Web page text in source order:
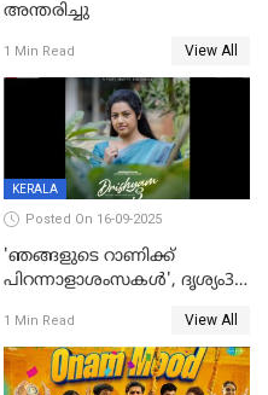
അന്തരിച്ചു
1 Min Read View All
KERALA
Posted On 16-09-2025
'ഞങ്ങളുടെ റാണിക്ക്
പിറന്നാളാശംസകൾ', ദൃശ്യം3-
പോസ്റ്റർ പുറത്തുവിട്ടു
1 Min Read View All